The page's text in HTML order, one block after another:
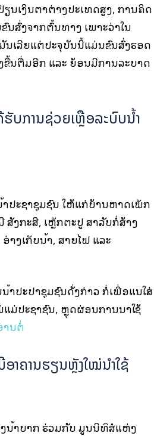
ຽນເງິນຕາຕ່າງປະເທດສູງ, ການຄິດ
ສົ່ງຈາກຕົ້ນທາງ ເພາະວ່າໃນ
ນເລີຍແຕ່ປະຈຸບັນນີ້ແມ່ນຂົນສົ່ງຮອດ
ຂື້ນຕື່ມອີກ ແລະ ຍ້ອນມີການລະບາດ
ຮັບການຊ່ວຍເຫຼືອລະບົບນໍ້າ
ປະຊາຊຸມຊົນ ໃຫ້ແກ່ບ້ານຫາດເພັກ
ສັງກະສີ, ເຫຼັກຕະປູ ສຳລັບກໍ່ສ້າງ
າງເກັບນໍ້າ, ສາຍໄຟ ແລະ
າປະປາຊຸມຊົນດັ່ງກ່າວ ກໍ່ເພື່ອແນໃສ່
ມ່ປະຊາຊົນ, ຫຼຸດຜ່ອນການນຳໃຊ້
ານຕໍ່
ອາຄານຮຽນຫຼັງໃໝ່ນໍາໃຊ້
ນ້ຳບາກ ຮ່ວມກັບ ມູນນິທິສໍແຫ່ງ